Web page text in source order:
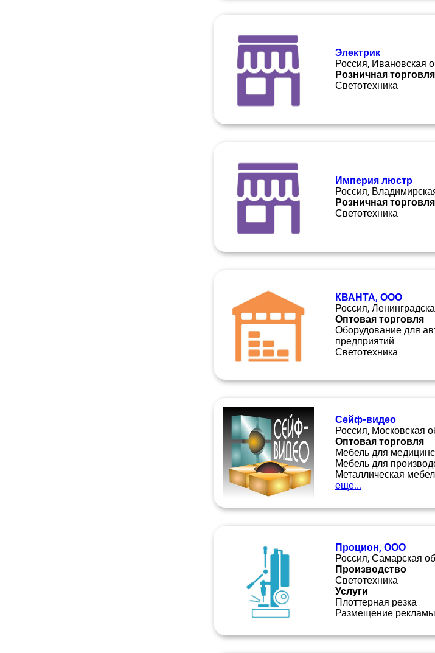
Электрик
Россия, Ивановская
Розничная торговля
Светотехника
Империя люстр
Россия,
Розничная торговля
Светотехника
КВАНТА, ООО
Россия,
Оптовая торговля
Оборудование для
предприятий
Светотехника
Сейф-видео
Россия, Московская
Оптовая торговля
Мебель для
Мебель для
Металлическая
еще...
Процион, ООО
Россия, Самарская
Производство
Светотехника
Услуги
Плоттерная резка
Размещение